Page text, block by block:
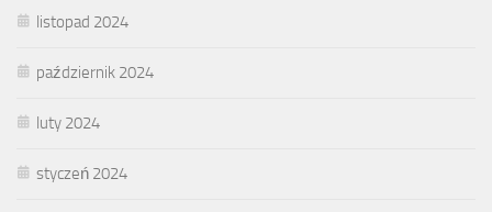
listopad 2024
październik 2024
luty 2024
styczeń 2024